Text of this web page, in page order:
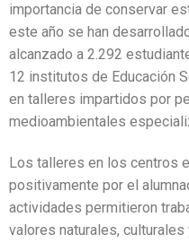
importancia de conservar
este año se han
alcanzado a 2.292
12 institutos de Educación
en talleres impartidos por
medioambientales
Los talleres en los centros
positivamente por el
actividades permitieron
valores naturales,